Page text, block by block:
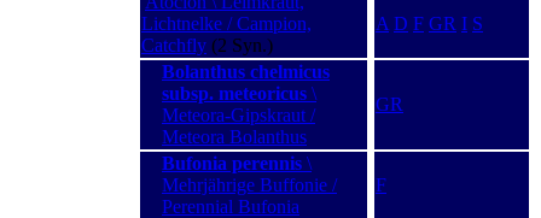
Lichtnelke / Campion,
Catchfly (2 Syn.)
A D F GR I S
Bolanthus chelmicus
subsp. meteoricus \
Meteora-Gipskraut /
Meteora Bolanthus
GR
Bufonia perennis \
Mehrjährige Buffonie /
Perennial Bufonia
F